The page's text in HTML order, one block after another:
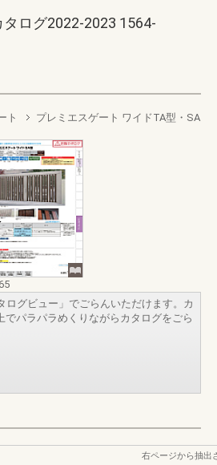
ログ2022-2023 1564-
ト
プレミエスゲート ワイドTA型・SA
ログビュー」でごらんいただけます。カ
でパラパラめくりながらカタログをごら
右ページから抽出